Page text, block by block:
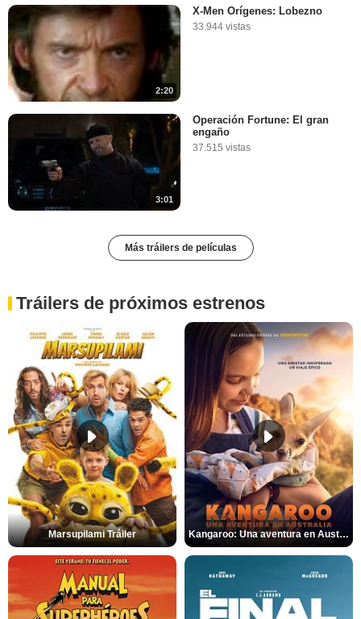
2:20
X-Men Orígenes: Lobezno
33.944 vistas
3:01
Operación Fortune: El gran
engaño
37.515 vistas
Más tráilers de películas
Tráilers de próximos estrenos
Marsupilami Tráiler Kangaroo: Una aventura en Australia Tráiler